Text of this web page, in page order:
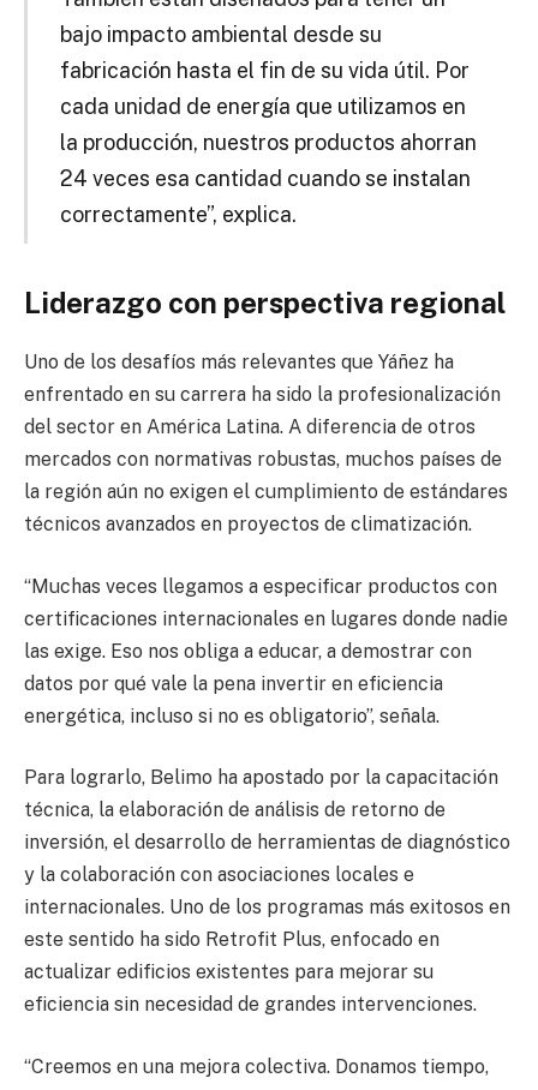
bajo impacto ambiental desde su
fabricación hasta el fin de su vida útil. Por
cada unidad de energía que utilizamos en
la producción, nuestros productos ahorran
24 veces esa cantidad cuando se instalan
correctamente”, explica.
Liderazgo con perspectiva regional
Uno de los desafíos más relevantes que Yáñez ha
enfrentado en su carrera ha sido la profesionalización
del sector en América Latina. A diferencia de otros
mercados con normativas robustas, muchos países de
la región aún no exigen el cumplimiento de estándares
técnicos avanzados en proyectos de climatización.
“Muchas veces llegamos a especificar productos con
certificaciones internacionales en lugares donde nadie
las exige. Eso nos obliga a educar, a demostrar con
datos por qué vale la pena invertir en eficiencia
energética, incluso si no es obligatorio”, señala.
Para lograrlo, Belimo ha apostado por la capacitación
técnica, la elaboración de análisis de retorno de
inversión, el desarrollo de herramientas de diagnóstico
y la colaboración con asociaciones locales e
internacionales. Uno de los programas más exitosos en
este sentido ha sido Retrofit Plus, enfocado en
actualizar edificios existentes para mejorar su
eficiencia sin necesidad de grandes intervenciones.
“Creemos en una mejora colectiva. Donamos tiempo,